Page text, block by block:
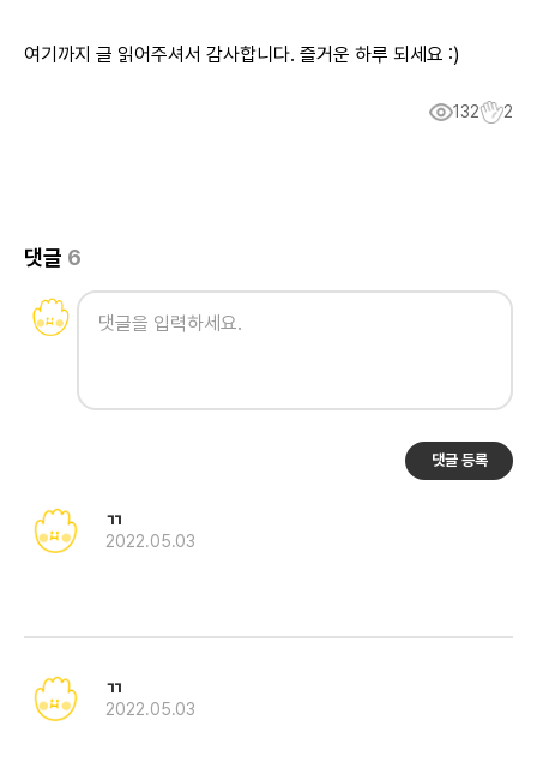
여기까지 글 읽어주셔서 감사합니다. 즐거운 하루 되세요 :)
132 2
댓글 6
댓글 등록
ㄲ
2022.05.03
ㄲ
2022.05.03